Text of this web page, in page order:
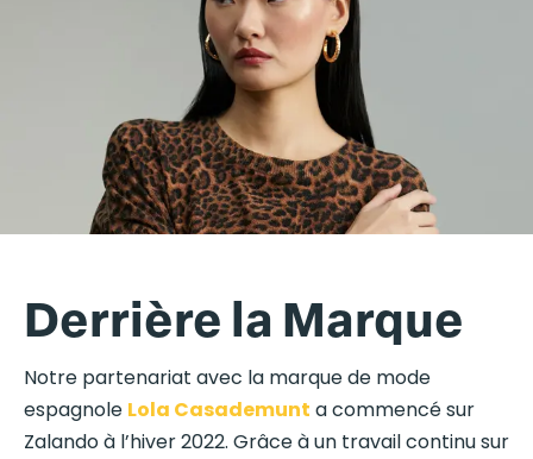
Derrière la Marque
Notre partenariat avec la marque de mode
espagnole Lola Casademunt a commencé sur
Zalando à l’hiver 2022. Grâce à un travail continu sur